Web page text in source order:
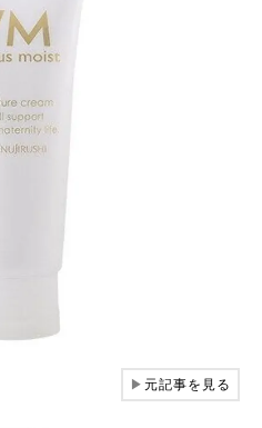
▶元記事を見る